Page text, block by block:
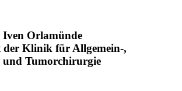
Iven Orlamünde
der Klinik für Allgemein-,
und Tumorchirurgie